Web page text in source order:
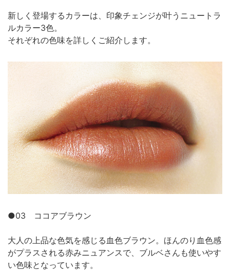
新しく登場するカラーは、印象チェンジが叶うニュートラ
ルカラー3色。
それぞれの色味を詳しくご紹介します。
●03 ココアブラウン
大人の上品な色気を感じる血色ブラウン。ほんのり血色感
がプラスされる赤みニュアンスで、ブルベさんも使いやす
い色味となっています。